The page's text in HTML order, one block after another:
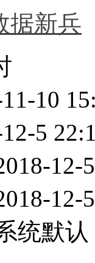
据新兵
10
5
12-
12-
统默认